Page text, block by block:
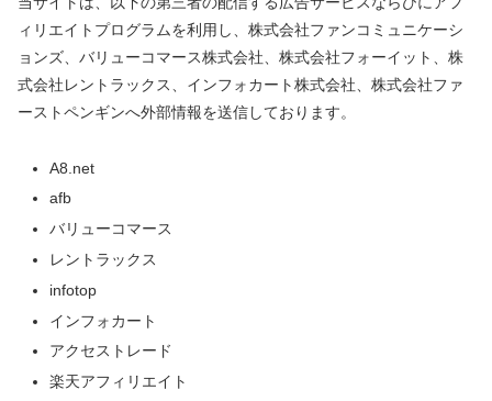
ィリエイトプログラムを利用し、株式会社ファンコミュニケーシ
ョンズ、バリューコマース株式会社、株式会社フォーイット、株
式会社レントラックス、インフォカート株式会社、株式会社ファ
ーストペンギンへ外部情報を送信しております。
A8.net
afb
バリューコマース
レントラックス
infotop
インフォカート
アクセストレード
楽天アフィリエイト